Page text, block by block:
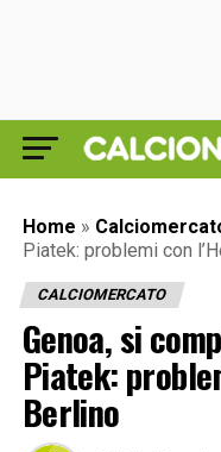
Home »
Piatek: problemi con
CALCIOMERCATO
Genoa, si
Piatek:
Berlino